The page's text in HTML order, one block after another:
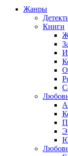
Жанры
Книги